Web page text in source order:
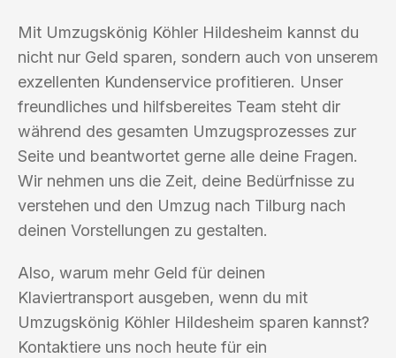
Mit Umzugskönig Köhler Hildesheim kannst du
nicht nur Geld sparen, sondern auch von unserem
exzellenten Kundenservice profitieren. Unser
freundliches und hilfsbereites Team steht dir
während des gesamten Umzugsprozesses zur
Seite und beantwortet gerne alle deine Fragen.
Wir nehmen uns die Zeit, deine Bedürfnisse zu
verstehen und den Umzug nach Tilburg nach
deinen Vorstellungen zu gestalten.
Also, warum mehr Geld für deinen
Klaviertransport ausgeben, wenn du mit
Umzugskönig Köhler Hildesheim sparen kannst?
Kontaktiere uns noch heute für ein